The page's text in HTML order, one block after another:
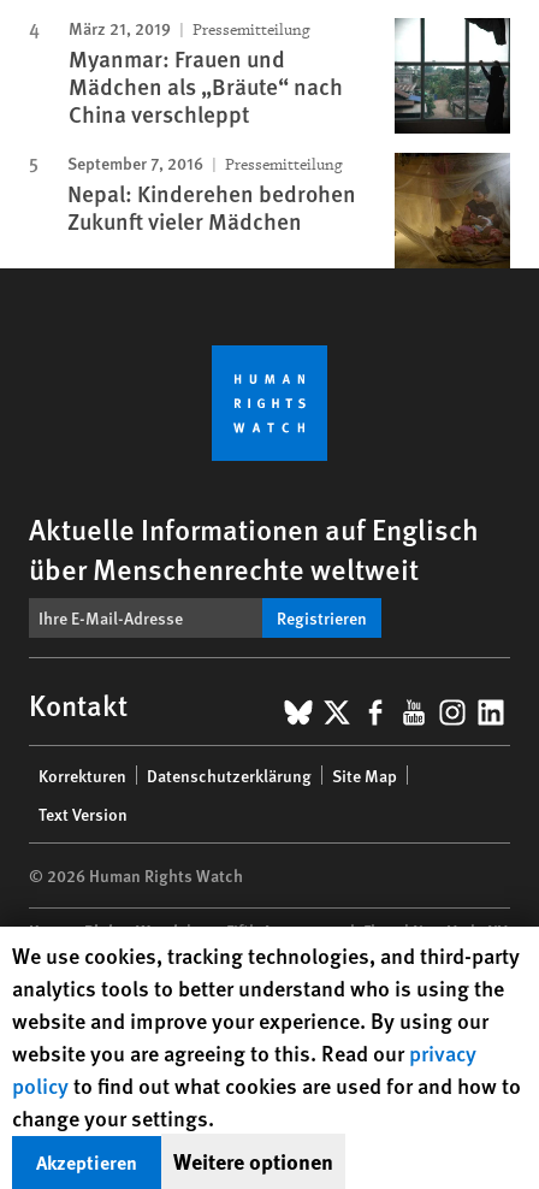
März 21, 2019 Pressemitteilung
Myanmar: Frauen und
Mädchen als „Bräute“ nach
China verschleppt
September 7, 2016 Pressemitteilung
Nepal: Kinderehen bedrohen
Zukunft vieler Mädchen
Aktuelle Informationen auf Englisch
über Menschenrechte weltweit
Registrieren
Kontakt BlueSky
X Facebook
YouTube
menu
Korrekturen Datenschutzerklärung
Site Map
Text Version
© 2026 Human Rights Watch
Human Rights Watch| 350 Fifth Avenue, 34th Floor | New York,NY
10118-3299USA|t 1.212.290.4700
Human Rights Watchis a 501(C)(3) nonprofit registered in the US
under EIN: 13-2875808
Human Rights Watch cookie preferences
We use cookies, tracking technologies, and third-party
analytics tools to better understand who is using the
website and improve your experience. By using our
website you are agreeing to this. Read ourprivacy
policyto find out what cookies are used for and how to
change your settings.
Akzeptieren Weitere optionen